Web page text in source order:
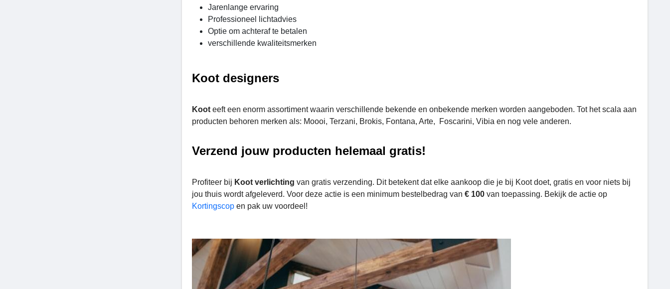
Jarenlange ervaring
Professioneel lichtadvies
Optie om achteraf te betalen
verschillende kwaliteitsmerken
Koot designers
Koot eeft een enorm assortiment waarin verschillende bekende en onbekende merken worden aangeboden. Tot het scala aan
producten behoren merken als: Moooi, Terzani, Brokis, Fontana, Arte, Foscarini, Vibia en nog vele anderen.
Verzend jouw producten helemaal gratis!
Profiteer bij Koot verlichting van gratis verzending. Dit betekent dat elke aankoop die je bij Koot doet, gratis en voor niets bij
jou thuis wordt afgeleverd. Voor deze actie is een minimum bestelbedrag van € 100 van toepassing. Bekijk de actie op
Kortingscop en pak uw voordeel!